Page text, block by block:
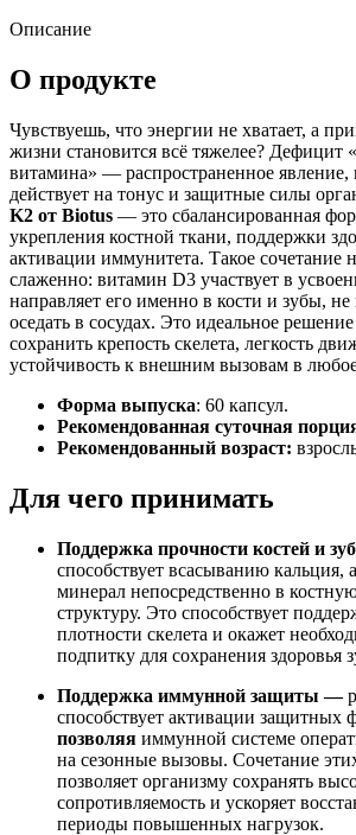
Описание
О продукте
Чувствуешь, что энергии не хватает, а
жизни становится всё тяжелее? Дефицит
витамина» — распространенное явление,
действует на тонус и защитные силы
K2 от Biotus — это сбалансированная
укрепления костной ткани, поддержки
активации иммунитета. Такое сочетание
слаженно: витамин D3 участвует в
направляет его именно в кости и зубы,
оседать в сосудах. Это идеальное
сохранить крепость скелета, легкость
устойчивость к внешним вызовам в
Форма выпуска: 60 капсул.
Рекомендованная суточная
Рекомендованный возраст:
Для чего принимать
Поддержка прочности костей и
способствует всасыванию кальция,
минерал непосредственно в
структуру. Это способствует
плотности скелета и окажет
подпитку для сохранения здоровья
Поддержка иммунной защиты —
способствует активации защитных
позволяя иммунной системе
на сезонные вызовы. Сочетание
позволяет организму сохранять
сопротивляемость и ускоряет
периоды повышенных нагрузок.